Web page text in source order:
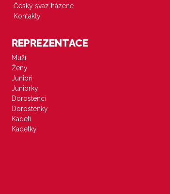
Český svaz házené
Kontakty
REPREZENTACE
Muži
Ženy
Junioři
Juniorky
Dorostenci
Dorostenky
Kadeti
Kadetky